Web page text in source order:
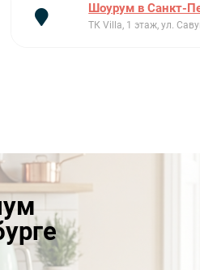
Шоурум в Санкт-
ТК Villa, 1 этаж, ул.